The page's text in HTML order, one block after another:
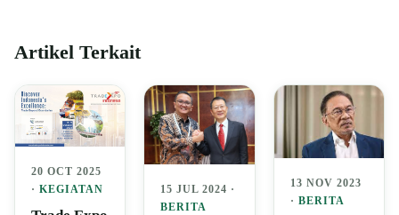
Artikel Terkait
20 OCT 2025
· KEGIATAN
15 JUL 2024 ·
BERITA
13 NOV 2023
· BERITA